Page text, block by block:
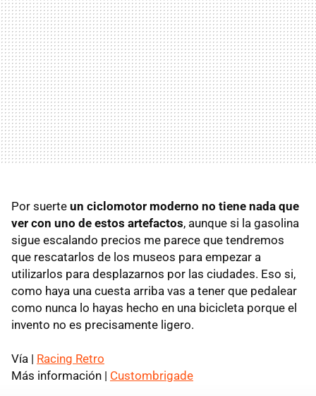
Por suerte un ciclomotor moderno no tiene nada que
ver con uno de estos artefactos, aunque si la gasolina
sigue escalando precios me parece que tendremos
que rescatarlos de los museos para empezar a
utilizarlos para desplazarnos por las ciudades. Eso si,
como haya una cuesta arriba vas a tener que pedalear
como nunca lo hayas hecho en una bicicleta porque el
invento no es precisamente ligero.
Vía | Racing Retro
Más información | Custombrigade